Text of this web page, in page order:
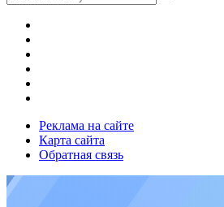
Реклама на сайте
Карта сайта
Обратная связь